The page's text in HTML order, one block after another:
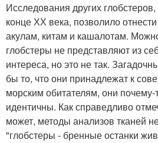
Исследования других
конце ХХ века, позволило
акулам, китам и кашалотам.
глобстеры не представляют из
интереса, но это не так.
бы то, что они принадлежат к
морским обитателям, они
идентичны. Как справедливо
может, методы анализов тканей
"глобстеры - бренные останки